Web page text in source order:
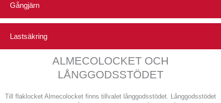
Gångjärn
Lastsäkring
ALMECOLOCKET OCH
LÅNGGODSSTÖDET
Till flaklocket Almecolocket finns tillvalet långgodsstödet. Långgodsstödet